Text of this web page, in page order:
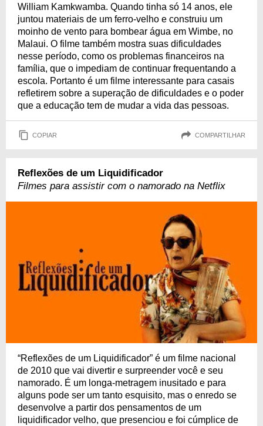
William Kamkwamba. Quando tinha só 14 anos, ele
juntou materiais de um ferro-velho e construiu um
moinho de vento para bombear água em Wimbe, no
Malaui. O filme também mostra suas dificuldades
nesse período, como os problemas financeiros na
família, que o impediam de continuar frequentando a
escola. Portanto é um filme interessante para casais
refletirem sobre a superação de dificuldades e o poder
que a educação tem de mudar a vida das pessoas.
COPIAR COMPARTILHAR
Reflexões de um Liquidificador
Filmes para assistir com o namorado na Netflix
“Reflexões de um Liquidificador” é um filme nacional
de 2010 que vai divertir e surpreender você e seu
namorado. É um longa-metragem inusitado e para
alguns pode ser um tanto esquisito, mas o enredo se
desenvolve a partir dos pensamentos de um
liquidificador velho, que presenciou e foi cúmplice de